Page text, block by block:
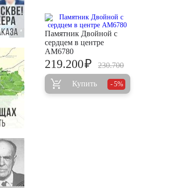
Памятник Двойной с
сердцем в центре
AM6780
230.700
219.200₽
Купить 5%